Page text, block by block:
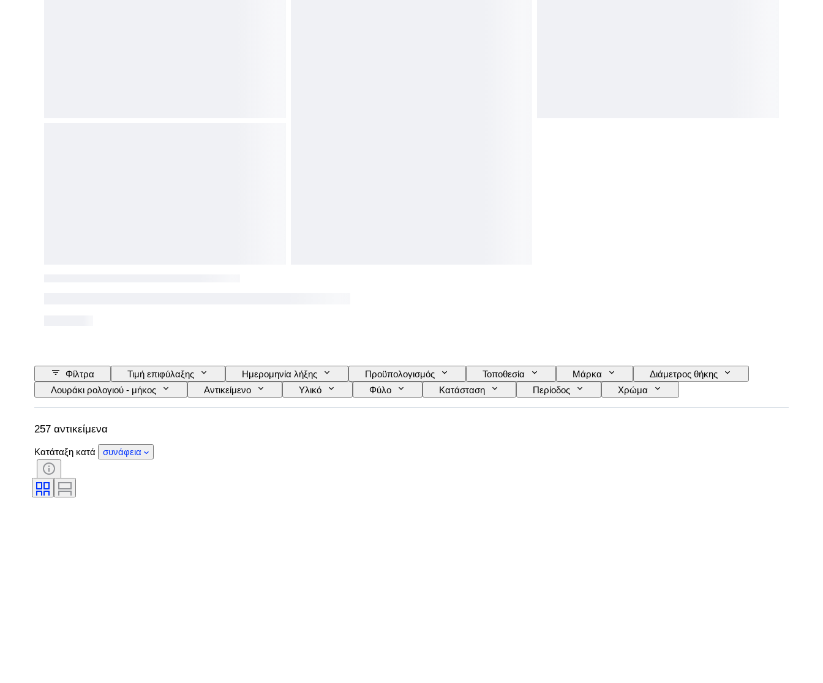
Φίλτρα Τιμή επιφύλαξης Ημερομηνία λήξης Προϋπολογισμός Τοποθεσία Μάρκα
Διάμετρος θήκης
Λουράκι ρολογιού - μήκος
Αντικείμενο Υλικό Φύλο Κατάσταση Περίοδος
Χρώμα
Κίνηση ρολογιού
Λουράκι ρολογιού - υλικό Μοντέλο
257 αντικείμενα
Κατάταξη κατά συνάφεια